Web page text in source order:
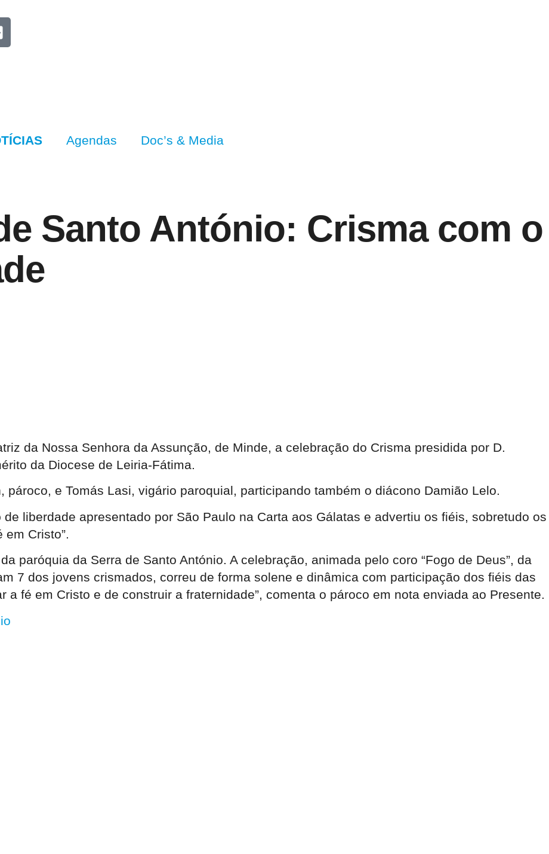
Agendas Doc’s & Media
Santo António: Crisma com o
da Nossa Senhora da Assunção, de Minde, a celebração do Crisma presidida por D.
da Diocese de Leiria-Fátima.
e Tomás Lasi, vigário paroquial, participando também o diácono Damião Lelo.
liberdade apresentado por São Paulo na Carta aos Gálatas e advertiu os fiéis, sobretudo os
Cristo”.
paróquia da Serra de Santo António. A celebração, animada pelo coro “Fogo de Deus”, da
7 dos jovens crismados, correu de forma solene e dinâmica com participação dos fiéis das
a fé em Cristo e de construir a fraternidade”, comenta o pároco em nota enviada ao Presente.